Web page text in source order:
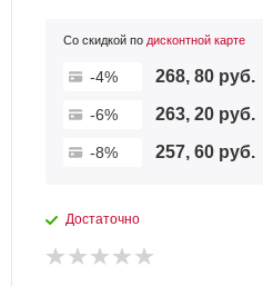
Со скидкой по дисконтной карте
-4% 268, 80 руб.
-6% 263, 20 руб.
-8% 257, 60 руб.
Достаточно